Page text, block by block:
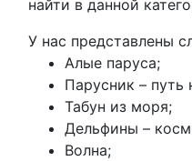
найти в данной
У нас представлены
Алые паруса;
Парусник – путь
Табун из моря;
Дельфины –
Волна;